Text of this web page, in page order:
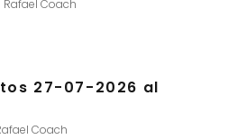
Rafael Coach
27-07-2026 al
Coach